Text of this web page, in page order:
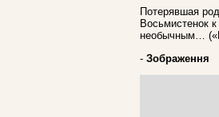
Потерявшая
Восьмистенок
необычным…
- Зображення